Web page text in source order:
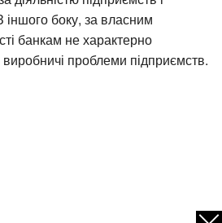
іншого боку, за власним
банкам не характерно
проблеми підприємств.